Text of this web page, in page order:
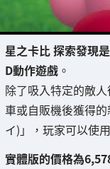
星之卡比 探索發現
D動作遊戲 。
除了吸入特定的敵
車或自販機後獲得
イ)」，玩家可以使
實體版的價格為